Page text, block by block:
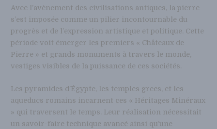
Avec l’avènement des civilisations antiques, la pierre
s’est imposée comme un pilier incontournable du
progrès et de l’expression artistique et politique. Cette
période voit émerger les premiers « Châteaux de
Pierre » et grands monuments à travers le monde,
vestiges visibles de la puissance de ces sociétés.
Les pyramides d’Égypte, les temples grecs, et les
aqueducs romains incarnent ces « Héritages Minéraux
» qui traversent le temps. Leur réalisation nécessitait
un savoir-faire technique avancé ainsi qu’une